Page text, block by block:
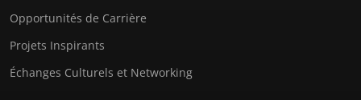
Opportunités de Carrière
Projets Inspirants
Échanges Culturels et Networking